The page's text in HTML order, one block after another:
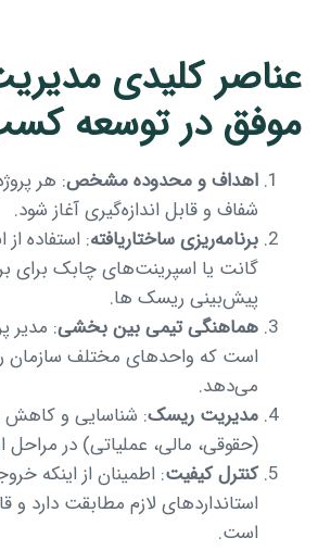
عناصر کلیدی
موفق در توسعه
اهداف و محدوده مشخص: هر
شفاف و قابل اندازه‌گیری آغاز شود.
برنامه‌ریزی ساختاریافته: استفاده از
گانت یا اسپرینت‌های چابک برای
پیش‌بینی ریسک‌ ها.
هماهنگی تیمی بین‌ بخشی: مدیر
است که واحدهای مختلف سازمان
می‌دهد.
مدیریت ریسک: شناسایی و
(حقوقی، مالی، عملیاتی) در مراحل
کنترل کیفیت: اطمینان از اینکه
استانداردهای لازم مطابقت دارد و
است.